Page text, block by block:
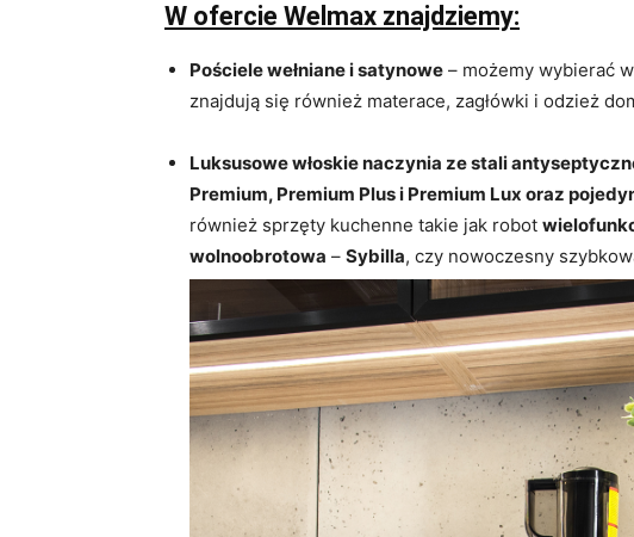
W ofercie Welmax znajdziemy:
Pościele wełniane i satynowe – możemy wybierać
znajdują się również materace, zagłówki i odzież
Luksusowe włoskie naczynia ze stali
Premium, Premium Plus i Premium Lux oraz
również sprzęty kuchenne takie jak robot
wolnoobrotowa – Sybilla, czy nowoczesny